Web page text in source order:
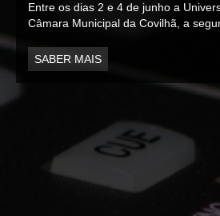
Entre os dias 2 e 4 de junho a
Câmara Municipal da Covilhã, a
SABER MAIS